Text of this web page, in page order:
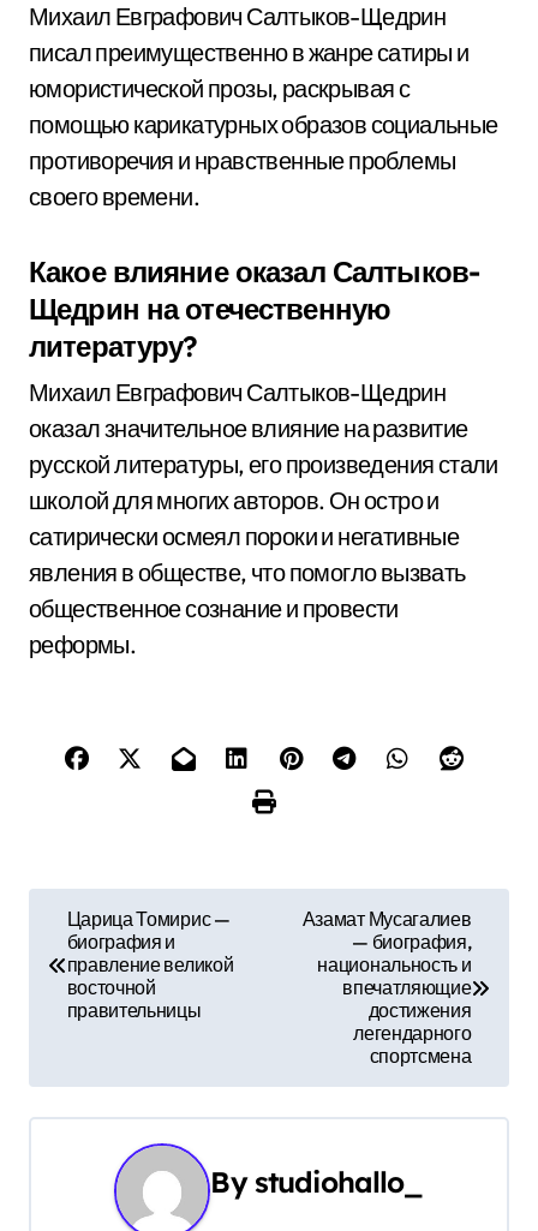
Михаил Евграфович Салтыков-Щедрин
писал преимущественно в жанре сатиры и
юмористической прозы, раскрывая с
помощью карикатурных образов социальные
противоречия и нравственные проблемы
своего времени.
Какое влияние оказал Салтыков-
Щедрин на отечественную
литературу?
Михаил Евграфович Салтыков-Щедрин
оказал значительное влияние на развитие
русской литературы, его произведения стали
школой для многих авторов. Он остро и
сатирически осмеял пороки и негативные
явления в обществе, что помогло вызвать
общественное сознание и провести
реформы.
г
Царица Томирис —
биография и
правление великой
восточной
правительницы
Азамат Мусагалиев
— биография,
национальность и
впечатляющие
достижения
легендарного
спортсмена
By studiohallo_